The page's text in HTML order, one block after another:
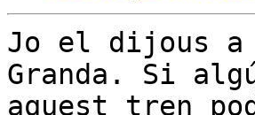
Jo el dijous a
Granda. Si
aquest tren